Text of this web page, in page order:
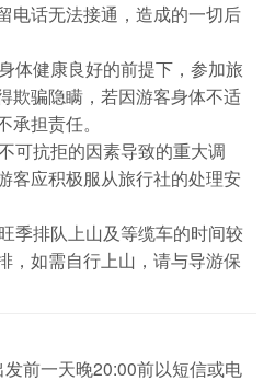
电话无法接通，造成的一切后
体健康良好的前提下，参加旅
欺骗隐瞒，若因游客身体不适
担责任。
可抗拒的因素导致的重大调
客应积极服从旅行社的处理安
季排队上山及等缆车的时间较
，如需自行上山，请与导游保
前一天晚20:00前以短信或电